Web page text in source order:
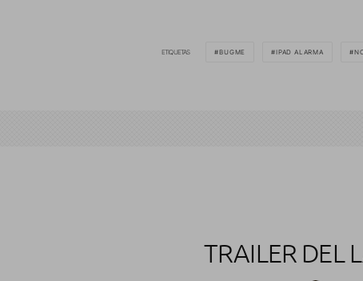
ETIQUETAS BUGME IPAD ALARMA
TRAILER DEL